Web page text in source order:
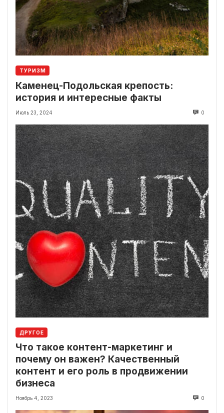
ТУРИЗМ
Каменец-Подольская крепость:
история и интересные факты
Июль 23, 2024 0
ДРУГОЕ
Что такое контент-маркетинг и
почему он важен? Качественный
контент и его роль в продвижении
бизнеса
Ноябрь 4, 2023 0